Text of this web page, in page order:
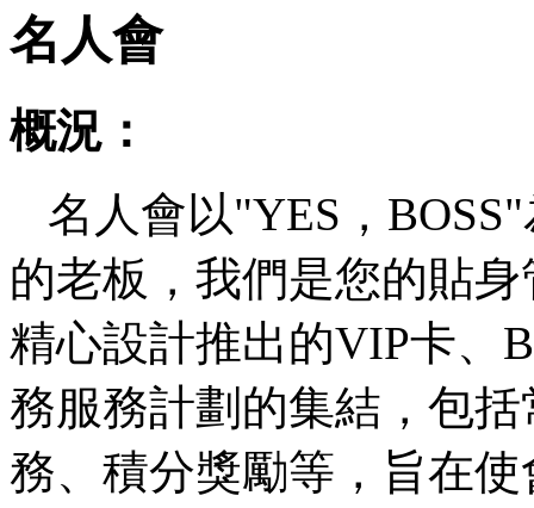
名人會
概況：
名人會以"YES，
的老板，我們是您的貼
精心設計推出的VIP卡、
務服務計劃的集結，包
務、積分獎勵等，旨在